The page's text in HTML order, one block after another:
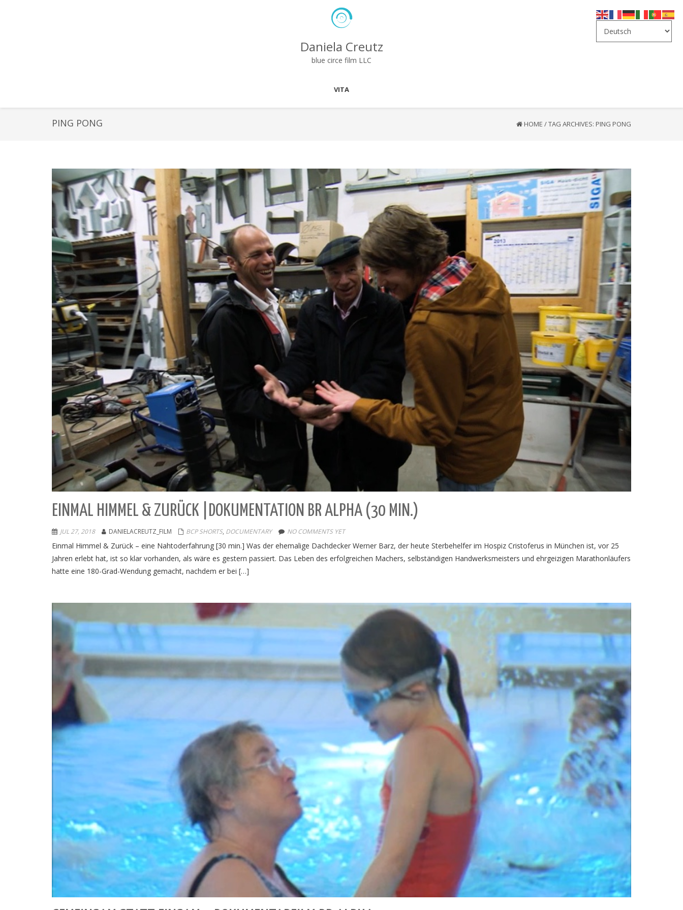
Daniela Creutz
blue circe film LLC
VITA
PING PONG HOME /TAG ARCHIVES: PING PONG
EINMAL HIMMEL & ZURÜCK |DOKUMENTATION BR ALPHA (30 MIN.)
JUL 27, 2018 DANIELACREUTZ_FILM BCP SHORTS, DOCUMENTARY NO COMMENTS YET
Einmal Himmel & Zurück – eine Nahtoderfahrung [30 min.] Was der ehemalige Dachdecker Werner Barz, der heute Sterbehelfer im Hospiz Cristoferus in München ist, vor 25
Jahren erlebt hat, ist so klar vorhanden, als wäre es gestern passiert. Das Leben des erfolgreichen Machers, selbständigen Handwerksmeisters und ehrgeizigen Marathonläufers
hatte eine 180-Grad-Wendung gemacht, nachdem er bei […]